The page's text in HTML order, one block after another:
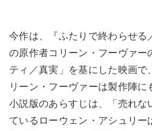
今作は、『ふたりで終わらせる
の原作者コリーン・フーヴァー
ティ／真実」を基にした映画で
リーン・フーヴァーは製作陣に
小説版のあらすじは、「売れな
ているローウェン・アシュリー